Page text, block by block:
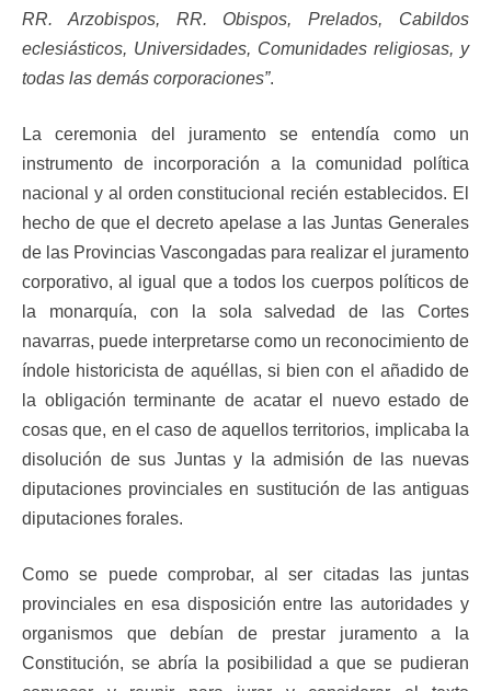
RR. Arzobispos, RR. Obispos, Prelados, Cabildos
eclesiásticos, Universidades, Comunidades religiosas, y
todas las demás corporaciones”.
La ceremonia del juramento se entendía como un
instrumento de incorporación a la comunidad política
nacional y al orden constitucional recién establecidos. El
hecho de que el decreto apelase a las Juntas Generales
de las Provincias Vascongadas para realizar el juramento
corporativo, al igual que a todos los cuerpos políticos de
la monarquía, con la sola salvedad de las Cortes
navarras, puede interpretarse como un reconocimiento de
índole historicista de aquéllas, si bien con el añadido de
la obligación terminante de acatar el nuevo estado de
cosas que, en el caso de aquellos territorios, implicaba la
disolución de sus Juntas y la admisión de las nuevas
diputaciones provinciales en sustitución de las antiguas
diputaciones forales.
Como se puede comprobar, al ser citadas las juntas
provinciales en esa disposición entre las autoridades y
organismos que debían de prestar juramento a la
Constitución, se abría la posibilidad a que se pudieran